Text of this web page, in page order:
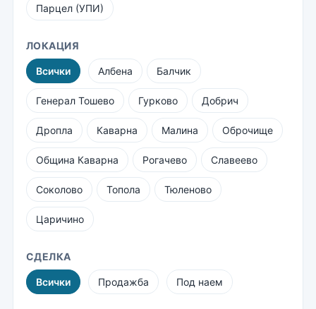
Парцел (УПИ)
ЛОКАЦИЯ
Всички Албена Балчик
Генерал Тошево Гурково Добрич
Дропла Каварна Малина Оброчище
Община Каварна Рогачево Славеево
Соколово Топола Тюленово
Царичино
СДЕЛКА
Всички Продажба Под наем